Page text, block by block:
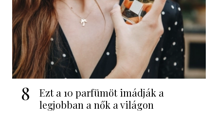
8
Ezt a 10 parfümöt imádják a
legjobban a nők a világon